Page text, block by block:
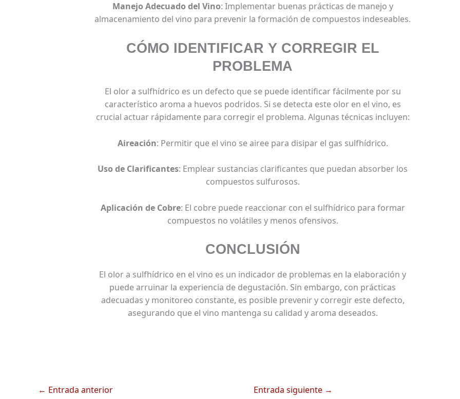
Manejo Adecuado del Vino: Implementar buenas prácticas de manejo y
almacenamiento del vino para prevenir la formación de compuestos indeseables.
CÓMO IDENTIFICAR Y CORREGIR EL
PROBLEMA
El olor a sulfhídrico es un defecto que se puede identificar fácilmente por su
característico aroma a huevos podridos. Si se detecta este olor en el vino, es
crucial actuar rápidamente para corregir el problema. Algunas técnicas incluyen:
Aireación: Permitir que el vino se airee para disipar el gas sulfhídrico.
Uso de Clarificantes: Emplear sustancias clarificantes que puedan absorber los
compuestos sulfurosos.
Aplicación de Cobre: El cobre puede reaccionar con el sulfhídrico para formar
compuestos no volátiles y menos ofensivos.
CONCLUSIÓN
El olor a sulfhídrico en el vino es un indicador de problemas en la elaboración y
puede arruinar la experiencia de degustación. Sin embargo, con prácticas
adecuadas y monitoreo constante, es posible prevenir y corregir este defecto,
asegurando que el vino mantenga su calidad y aroma deseados.
← Entrada anterior Entrada siguiente →